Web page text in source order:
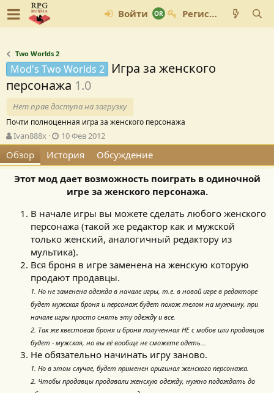
Войти Регистрация
Two Worlds 2
Mod's Two Worlds 2
Игра за женского
персонажа 1.0
Нет прав доступа на загрузку
Почти полноценная игра за женского персонажа
А
в
т
о
р
Ivan888x
Д
а
т
а
с
д
а
и
я
10 Фев 2012
Обзор История
Обсуждение
Этот мод дает возможность поиграть в одиночной
игре за женского персонажа.
В начале игры вы можете сделать любого женского
персонажа (такой же редактор как и мужской
только женский, аналогичный редактору из
мультика).
Вся броня в игре заменена на женскую которую
продают продавцы.
1. Но не заменена одежда в начале игры, т.е. в новой игре в редакторе
будет мужская броня и персонаж будет похож телом на мужчину, при
начале игры просто снять эту одежду и все.
2. Так же квестовая броня и броня полученная НЕ с мобов или продавцов
будет - мужская, но вы её вообще не сможете одеть...
Не обязательно начинать игру заново.
1. Но в этом случае, будет применен оригинал женского персонажа.
2. Чтобы продавцы продавали женскую одежду, нужно подождать до